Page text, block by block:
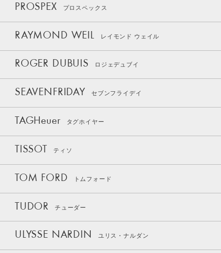
PROSPEX プロスペックス
RAYMOND WEIL レイモンド ウェイル
ROGER DUBUIS ロジェデュブイ
SEAVENFRIDAY セブンフライデイ
TAGHeuer タグホイヤー
TISSOT ティソ
TOM FORD トムフォード
TUDOR チューダー
ULYSSE NARDIN ユリス・ナルダン